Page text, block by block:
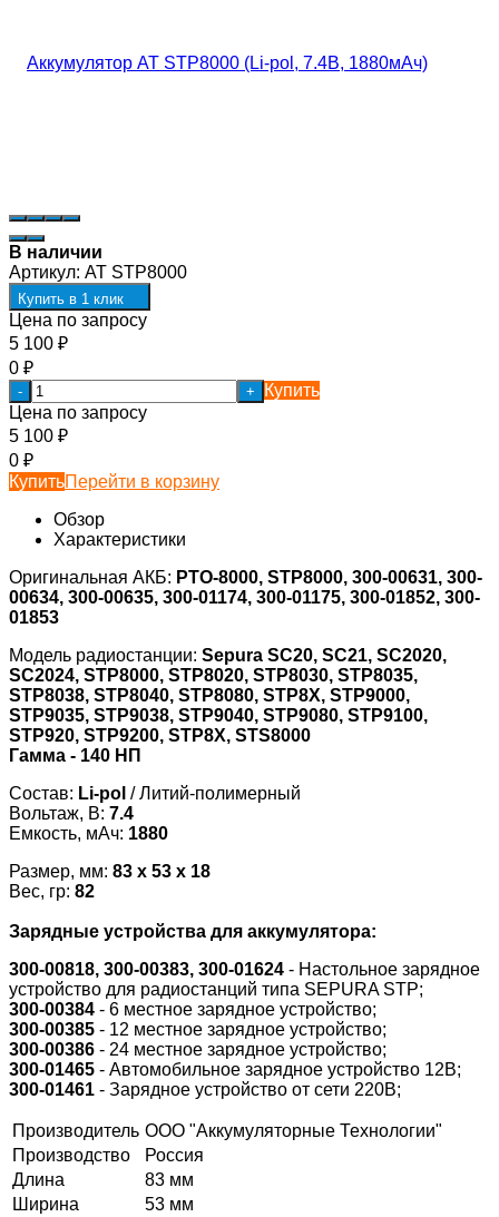
В наличии
Артикул: AT STP8000
Купить в 1 клик
Цена по запросу
5 100 ₽
0 ₽
- +
Купить
Цена по запросу
5 100 ₽
0 ₽
КупитьПерейти в корзину
Обзор
Характеристики
Оригинальная АКБ: PTO-8000, STP8000, 300-00631, 300-
00634, 300-00635, 300-01174, 300-01175, 300-01852, 300-
01853
Модель радиостанции: Sepura SC20, SC21, SC2020,
SC2024, STP8000, STP8020, STP8030, STP8035,
STP8038, STP8040, STP8080, STP8X, STP9000,
STP9035, STP9038, STP9040, STP9080, STP9100,
STP920, STP9200, STP8X, STS8000
Гамма - 140 НП
Состав: Li-pol / Литий-полимерный
Вольтаж, В: 7.4
Емкость, мАч: 1880
Размер, мм: 83 x 53 x 18
Вес, гр: 82
Зарядные устройства для аккумулятора:
300-00818, 300-00383, 300-01624 - Настольное зарядное
устройство для радиостанций типа SEPURA STP;
300-00384 - 6 местное зарядное устройство;
300-00385 - 12 местное зарядное устройство;
300-00386 - 24 местное зарядное устройство;
300-01465 - Автомобильное зарядное устройство 12В;
300-01461 - Зарядное устройство от сети 220В;
Производитель ООО "Аккумуляторные Технологии"
Производство
Россия
Длина
83 мм
Ширина
53 мм